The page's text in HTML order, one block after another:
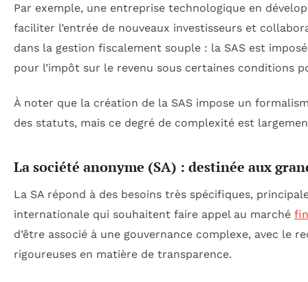
Par exemple, une entreprise technologique en
faciliter l’entrée de nouveaux investisseurs et
dans la gestion fiscalement souple : la SAS est
pour l’impôt sur le revenu sous certaines conditions
À noter que la création de la SAS impose un
des statuts, mais ce degré de complexité est
La société anonyme (SA) : destinée aux
La SA répond à des besoins très spécifiques,
internationale qui souhaitent faire appel au marché
d’être associé à une gouvernance complexe, avec le
rigoureuses en matière de transparence.